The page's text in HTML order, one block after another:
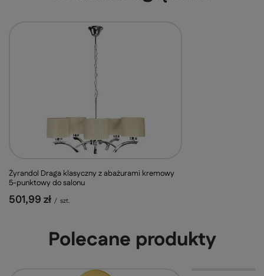
Żyrandol Draga klasyczny z abażurami kremowy
5-punktowy do salonu
501,99 zł / szt.
Polecane produkty